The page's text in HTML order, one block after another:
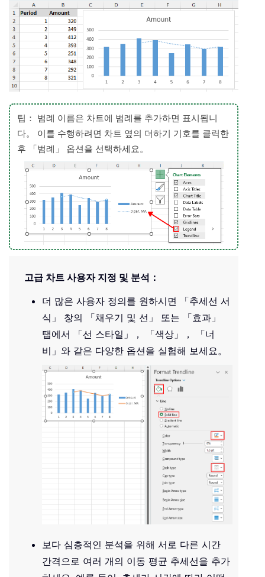
팁： 범례 이름은 차트에 범례를 추가하면 표시됩니
다。 이를 수행하려면 차트 옆의 더하기 기호를 클릭한
후 「범례」 옵션을 선택하세요。
고급 차트 사용자 지정 및 분석：
더 많은 사용자 정의를 원하시면 「추세선 서
식」 창의 「채우기 및 선」 또는 「효과」
탭에서 「선 스타일」， 「색상」， 「너
비」와 같은 다양한 옵션을 실험해 보세요。
보다 심층적인 분석을 위해 서로 다른 시간
간격으로 여러 개의 이동 평균 추세선을 추가